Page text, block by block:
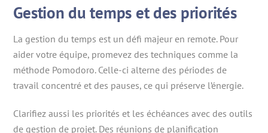
Gestion du temps et des priorités
La gestion du temps est un défi majeur en remote. Pour
aider votre équipe, promevez des techniques comme la
méthode Pomodoro. Celle-ci alterne des périodes de
travail concentré et des pauses, ce qui préserve l’énergie.
Clarifiez aussi les priorités et les échéances avec des outils
de gestion de projet. Des réunions de planification